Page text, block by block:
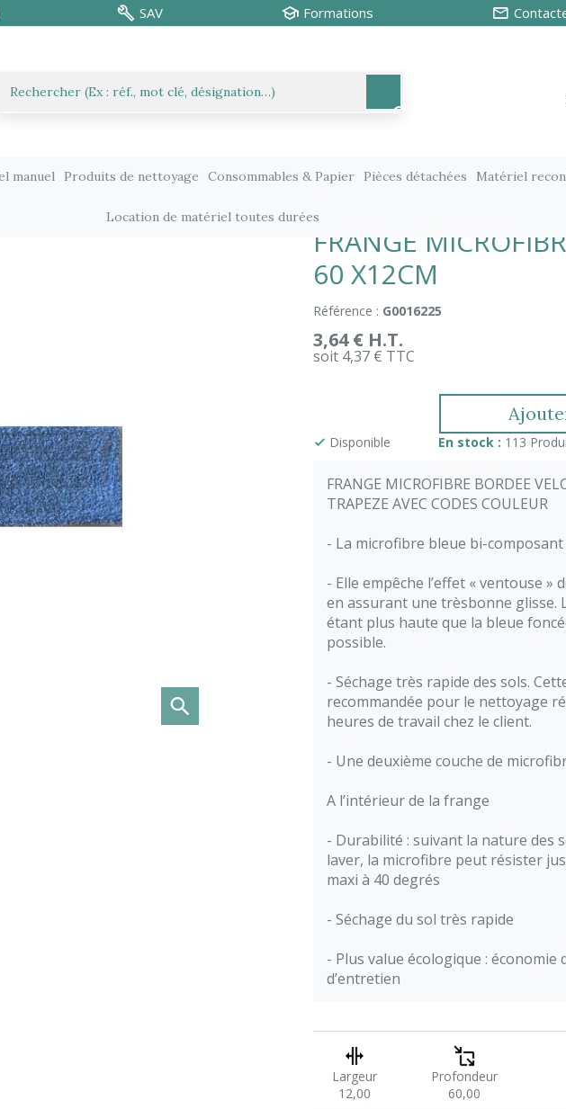
SAV Formations
manuel Produits de nettoyage Consommables & Papier Pièces détachées Matériel
Location de matériel toutes durées
FRANGE
60 X12CM
Référence : G0016225
3,64 € H.T.
soit 4,37 € TTC
Disponible En stock : 113
FRANGE MICROFIBRE BORDEE
TRAPEZE AVEC CODES COULEUR
- La microfibre bleue bi-
- Elle empêche l’effet « ventouse »
en assurant une trèsbonne glisse.
étant plus haute que la bleue
possible.
- Séchage très rapide des sols.
recommandée pour le nettoyage
heures de travail chez le client.
- Une deuxième couche de
A l’intérieur de la frange
- Durabilité : suivant la nature des
laver, la microfibre peut résister
maxi à 40 degrés
- Séchage du sol très rapide
- Plus value écologique : économie
d’entretien
Largeur
12,00
Profondeur
60,00